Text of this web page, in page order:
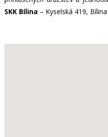
SKK Bílina – Kyselská 419,